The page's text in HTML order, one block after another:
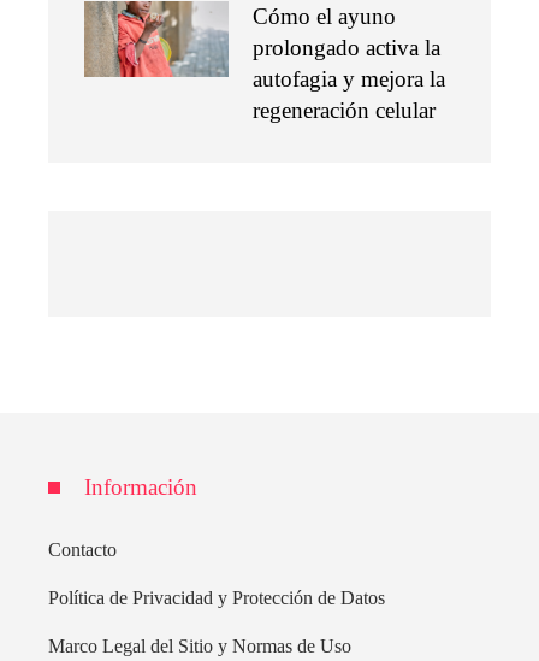
Cómo el ayuno
prolongado activa la
autofagia y mejora la
regeneración celular
Información
Contacto
Política de Privacidad y Protección de Datos
Marco Legal del Sitio y Normas de Uso